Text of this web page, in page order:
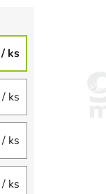
/ ks
/ ks
/ ks
/ ks